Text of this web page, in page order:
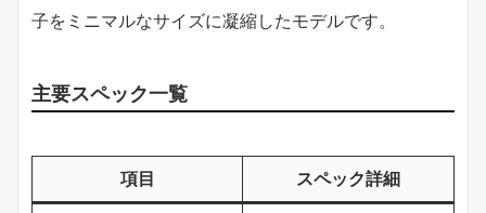
子をミニマルなサイズに凝縮したモデルです。
主要スペック一覧
項目 スペック詳細